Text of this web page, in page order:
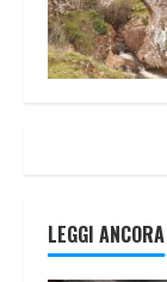
LEGGI ANCORA